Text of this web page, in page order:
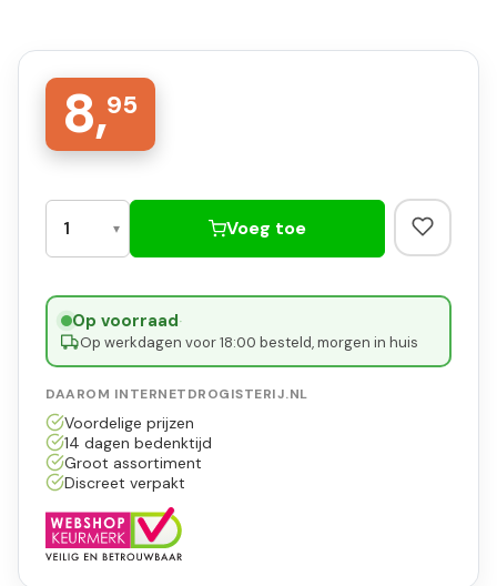
8,95
Voeg toe
Op voorraad·
Op werkdagen voor 18:00 besteld, morgen in huis
DAAROM INTERNETDROGISTERIJ.NL
Voordelige prijzen
14 dagen bedenktijd
Groot assortiment
Discreet verpakt